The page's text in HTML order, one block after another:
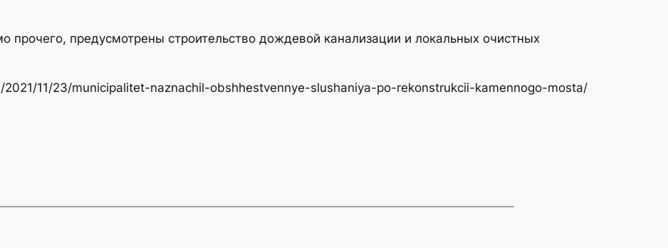
прочего, предусмотрены строительство дождевой канализации и локальных очистных
11/23/municipalitet-naznachil-obshhestvennye-slushaniya-po-rekonstrukcii-kamennogo-mosta/